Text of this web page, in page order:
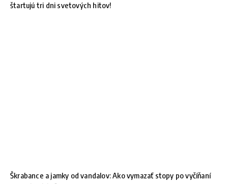
štartujú tri dni svetových hitov!
Škrabance a jamky od vandalov: Ako vymazať stopy po vyčíňaní